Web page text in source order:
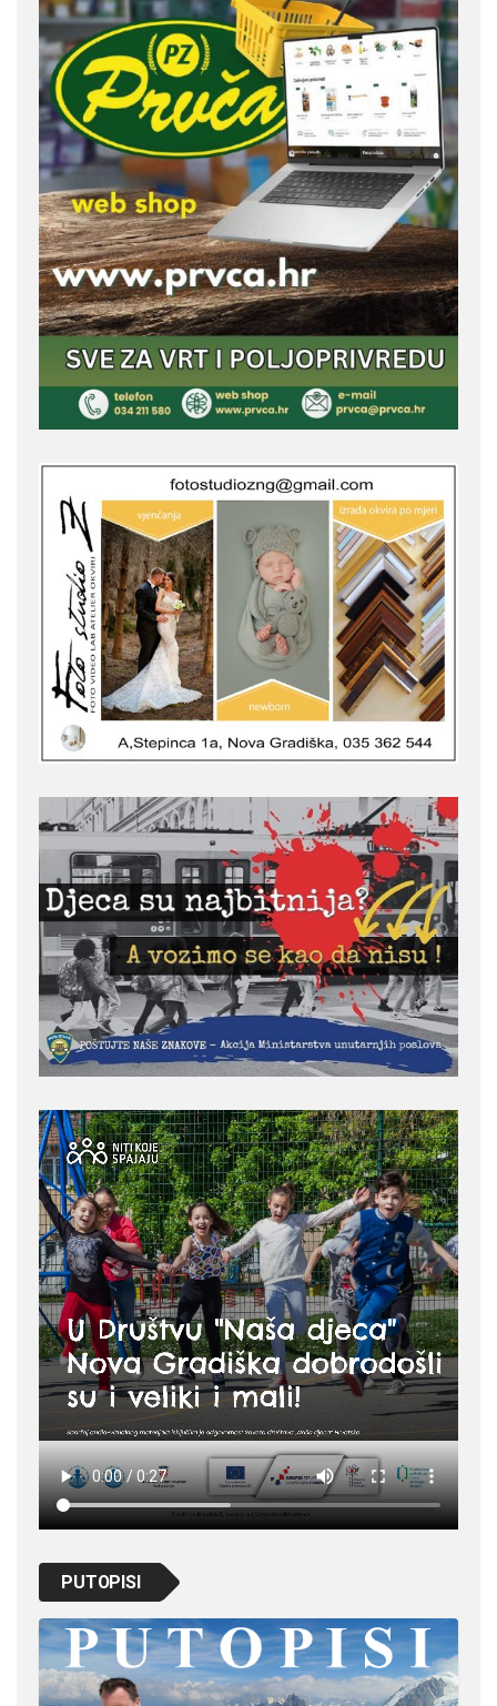
PUTOPISI